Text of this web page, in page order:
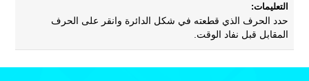
التعليمات:
حدد الحرف الذي قطعته في شكل الدائرة وانقر على الحرف
المقابل قبل نفاد الوقت.